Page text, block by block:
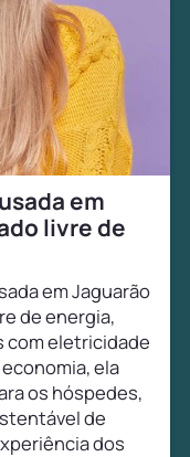
em
livre de
em Jaguarão
de energia,
com eletricidade
ela
os hóspedes,
de
dos